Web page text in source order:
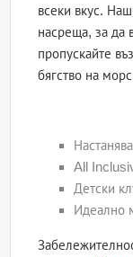
всеки вкус.
насреща, за да
пропускайте
бягство на
All
Детски
Идеално